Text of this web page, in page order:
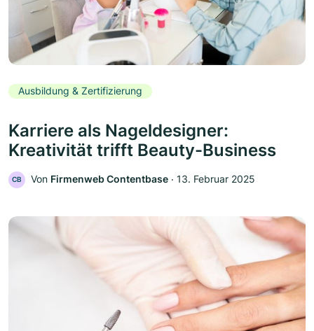
Ausbildung & Zertifizierung
Karriere als Nageldesigner:
Kreativität trifft Beauty-Business
CB Von Firmenweb Contentbase ‧ 13. Februar 2025